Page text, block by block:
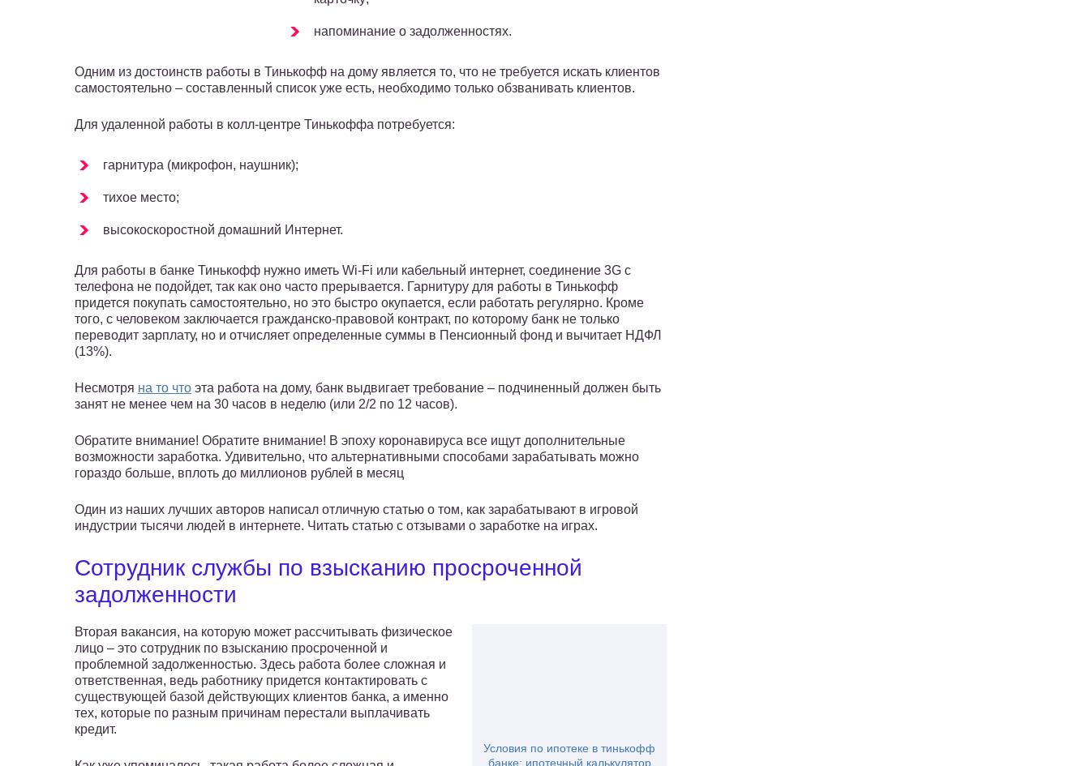
напоминание о задолженностях.
Одним из достоинств работы в Тинькофф на дому является то, что не требуется искать клиентов
самостоятельно – составленный список уже есть, необходимо только обзванивать клиентов.
Для удаленной работы в колл-центре Тинькоффа потребуется:
гарнитура (микрофон, наушник);
тихое место;
высокоскоростной домашний Интернет.
Для работы в банке Тинькофф нужно иметь Wi-Fi или кабельный интернет, соединение 3G с
телефона не подойдет, так как оно часто прерывается. Гарнитуру для работы в Тинькофф
придется покупать самостоятельно, но это быстро окупается, если работать регулярно. Кроме
того, с человеком заключается гражданско-правовой контракт, по которому банк не только
переводит зарплату, но и отчисляет определенные суммы в Пенсионный фонд и вычитает НДФЛ
(13%).
Несмотря на то что эта работа на дому, банк выдвигает требование – подчиненный должен быть
занят не менее чем на 30 часов в неделю (или 2/2 по 12 часов).
Обратите внимание! Обратите внимание! В эпоху коронавируса все ищут дополнительные
возможности заработка. Удивительно, что альтернативными способами зарабатывать можно
гораздо больше, вплоть до миллионов рублей в месяц
Один из наших лучших авторов написал отличную статью о том, как зарабатывают в игровой
индустрии тысячи людей в интернете. Читать статью с отзывами о заработке на играх.
Сотрудник службы по взысканию просроченной
задолженности
Условия по ипотеке в тинькофф
банке: ипотечный калькулятор
Вторая вакансия, на которую может рассчитывать физическое
лицо – это сотрудник по взысканию просроченной и
проблемной задолженностью. Здесь работа более сложная и
ответственная, ведь работнику придется контактировать с
существующей базой действующих клиентов банка, а именно
тех, которые по разным причинам перестали выплачивать
кредит.